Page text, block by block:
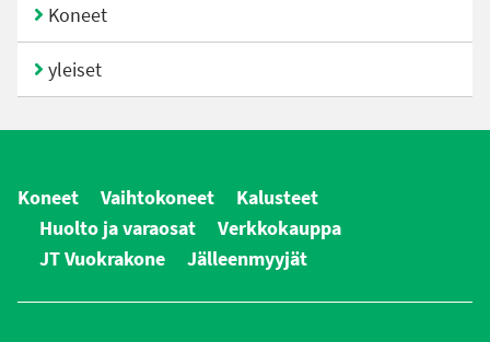
Koneet
yleiset
Koneet Vaihtokoneet
Kalusteet
Huolto ja varaosat
Verkkokauppa
JT Vuokrakone
Jälleenmyyjät